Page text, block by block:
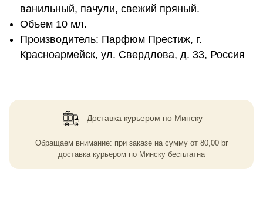
ванильный, пачули, свежий пряный.
Объем 10 мл.
Производитель: Парфюм Престиж, г.
Красноармейск, ул. Свердлова, д. 33, Россия
Доставка курьером по Минску
Обращаем внимание: при заказе на сумму от 80,00 br
доставка курьером по Минску бесплатна